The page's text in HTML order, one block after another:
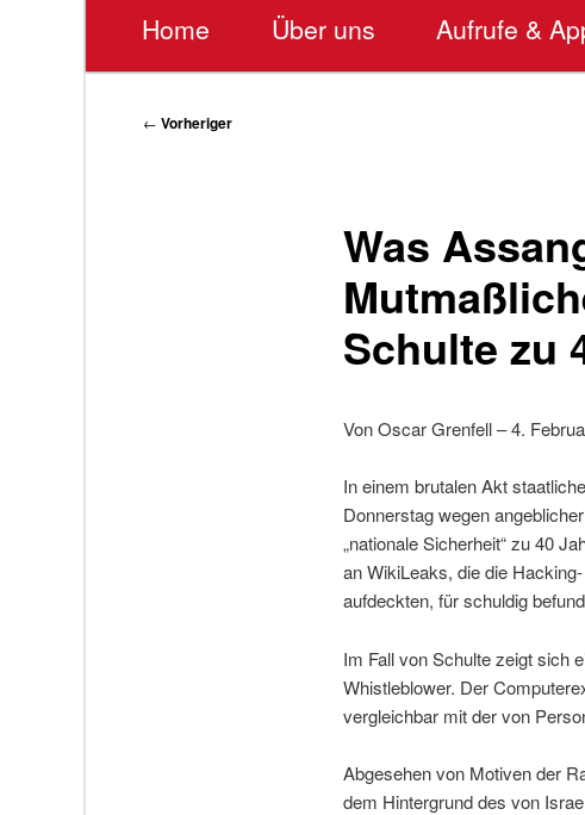
Home Über uns Aufrufe &
Beitragsnavigation
← Vorheriger
Was
Schulte zu
Von Oscar Grenfell – 4.
In einem brutalen Akt
Donnerstag wegen
„nationale Sicherheit“ zu 40
an WikiLeaks, die die
aufdeckten, für schuldig
Im Fall von Schulte zeigt sich
Whistleblower. Der
vergleichbar mit der von
Abgesehen von Motiven der
dem Hintergrund des von